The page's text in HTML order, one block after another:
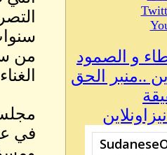
..منبر الحق
من
في